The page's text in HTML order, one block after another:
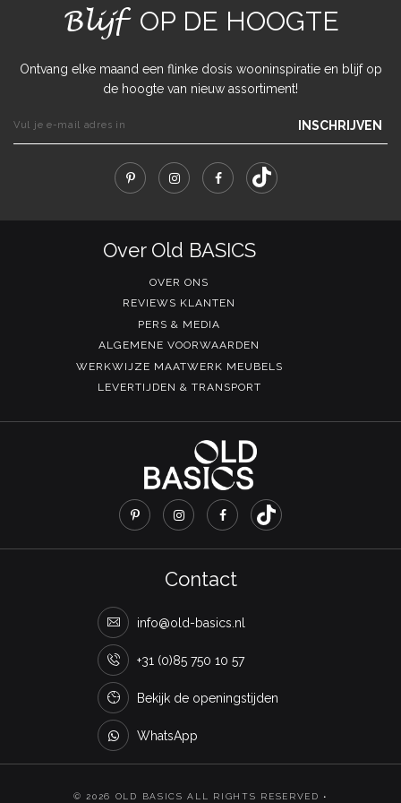
Blijf OP DE HOOGTE
Ontvang elke maand een flinke dosis wooninspiratie en blijf op
de hoogte van nieuw assortiment!
INSCHRIJVEN
Over Old BASICS
OVER ONS
REVIEWS KLANTEN
PERS & MEDIA
ALGEMENE VOORWAARDEN
WERKWIJZE MAATWERK MEUBELS
LEVERTIJDEN & TRANSPORT
Contact
info@old-basics.nl
+31 (0)85 750 10 57
Bekijk de openingstijden
WhatsApp
© 2026 OLD BASICS ALL RIGHTS RESERVED •